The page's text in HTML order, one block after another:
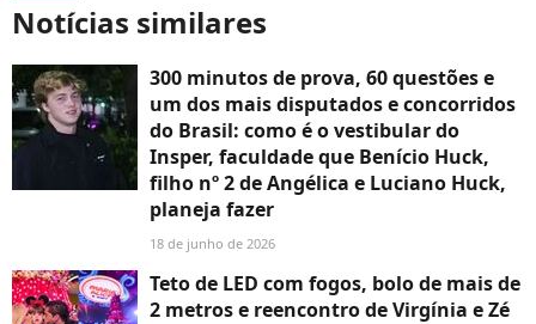
Notícias similares
300 minutos de prova, 60 questões e
um dos mais disputados e concorridos
do Brasil: como é o vestibular do
Insper, faculdade que Benício Huck,
filho nº 2 de Angélica e Luciano Huck,
planeja fazer
18 de junho de 2026
Teto de LED com fogos, bolo de mais de
2 metros e reencontro de Virgínia e Zé